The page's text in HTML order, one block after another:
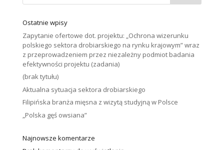
Ostatnie wpisy
Zapytanie ofertowe dot. projektu: „Ochrona wizerunku
polskiego sektora drobiarskiego na rynku krajowym” wraz
z przeprowadzeniem przez niezależny podmiot badania
efektywności projektu (zadania)
(brak tytułu)
Aktualna sytuacja sektora drobiarskiego
Filipińska branża mięsna z wizytą studyjną w Polsce
„Polska gęś owsiana”
Najnowsze komentarze